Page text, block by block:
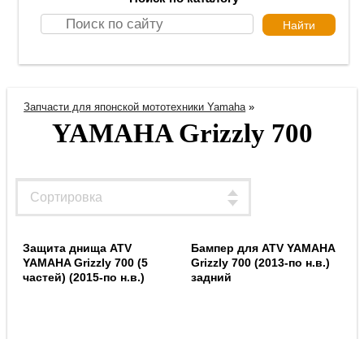
Запчасти для японской мототехники Yamaha»
YAMAHA Grizzly 700
Защита днища ATV
YAMAHA Grizzly 700 (5
частей) (2015-по н.в.)
Бампер для ATV YAMAHA
Grizzly 700 (2013-по н.в.)
задний